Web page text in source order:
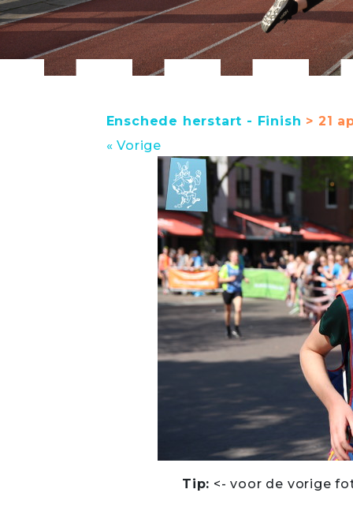
Enschede herstart - Finish > 21
« Vorige
Tip: <- voor de vorige